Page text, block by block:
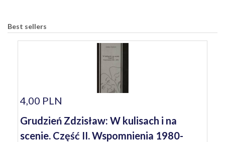
Best sellers
4,00 PLN
Grudzień Zdzisław: W kulisach i na
scenie. Część II. Wspomnienia 1980-